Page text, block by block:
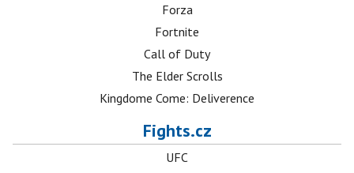
Forza
Fortnite
Call of Duty
The Elder Scrolls
Kingdome Come: Deliverence
Fights.cz
UFC